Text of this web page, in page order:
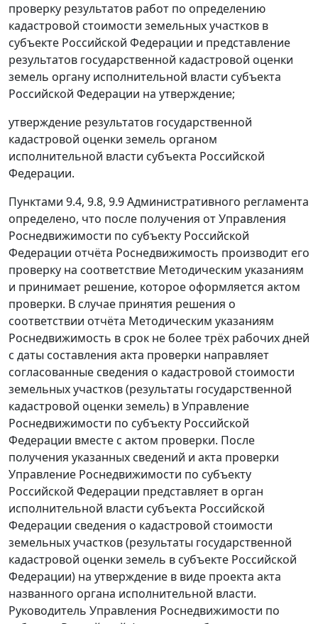
проверку результатов работ по определению
кадастровой стоимости земельных участков в
субъекте Российской Федерации и представление
результатов государственной кадастровой оценки
земель органу исполнительной власти субъекта
Российской Федерации на утверждение;
утверждение результатов государственной
кадастровой оценки земель органом
исполнительной власти субъекта Российской
Федерации.
Пунктами 9.4, 9.8, 9.9Административного регламента
определено, что после получения от Управления
Роснедвижимости по субъекту Российской
Федерации отчёта Роснедвижимость производит его
проверку на соответствие Методическим указаниям
и принимает решение, которое оформляется актом
проверки. В случае принятия решения о
соответствии отчёта Методическим указаниям
Роснедвижимость в срок не более трёх рабочих дней
с даты составления акта проверки направляет
согласованные сведения о кадастровой стоимости
земельных участков (результаты государственной
кадастровой оценки земель) в Управление
Роснедвижимости по субъекту Российской
Федерации вместе с актом проверки. После
получения указанных сведений и акта проверки
Управление Роснедвижимости по субъекту
Российской Федерации представляет в орган
исполнительной власти субъекта Российской
Федерации сведения о кадастровой стоимости
земельных участков (результаты государственной
кадастровой оценки земель в субъекте Российской
Федерации) на утверждение в виде проекта акта
названного органа исполнительной власти.
Руководитель Управления Роснедвижимости по